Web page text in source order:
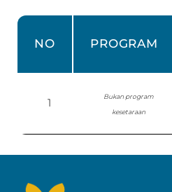
NO PROGRAM
1
Bukan program
kesetaraan